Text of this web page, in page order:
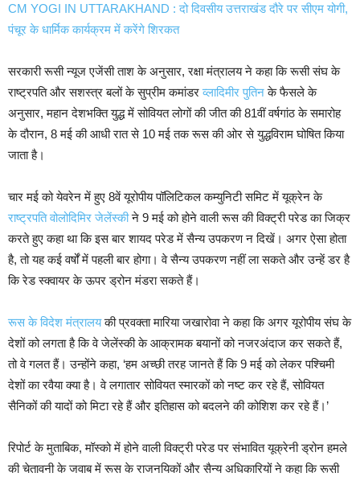
CM YOGI IN UTTARAKHAND : दो दिवसीय उत्तराखंड दौरे पर सीएम योगी,
पंचूर के धार्मिक कार्यक्रम में करेंगे शिरकत
सरकारी रूसी न्यूज एजेंसी ताश के अनुसार, रक्षा मंत्रालय ने कहा कि रूसी संघ के
राष्ट्रपति और सशस्त्र बलों के सुप्रीम कमांडरव्लादिमीर पुतिनके फैसले के
अनुसार, महान देशभक्ति युद्ध में सोवियत लोगों की जीत की 81वीं वर्षगांठ के समारोह
के दौरान, 8 मई की आधी रात से 10 मई तक रूस की ओर से युद्धविराम घोषित किया
जाता है।
चार मई को येवरेन में हुए 8वें यूरोपीय पॉलिटिकल कम्युनिटी समिट में यूक्रेन के
राष्ट्रपति वोलोदिमिर जेलेंस्कीने 9 मई को होने वाली रूस की विक्ट्री परेड का जिक्र
करते हुए कहा था कि इस बार शायद परेड में सैन्य उपकरण न दिखें। अगर ऐसा होता
है, तो यह कई वर्षों में पहली बार होगा। वे सैन्य उपकरण नहीं ला सकते और उन्हें डर है
कि रेड स्क्वायर के ऊपर ड्रोन मंडरा सकते हैं।
रूस के विदेश मंत्रालयकी प्रवक्ता मारिया जखारोवा ने कहा कि अगर यूरोपीय संघ के
देशों को लगता है कि वे जेलेंस्की के आक्रामक बयानों को नजरअंदाज कर सकते हैं,
तो वे गलत हैं। उन्होंने कहा, ‘हम अच्छी तरह जानते हैं कि 9 मई को लेकर पश्चिमी
देशों का रवैया क्या है। वे लगातार सोवियत स्मारकों को नष्ट कर रहे हैं, सोवियत
सैनिकों की यादों को मिटा रहे हैं और इतिहास को बदलने की कोशिश कर रहे हैं।’
रिपोर्ट के मुताबिक, मॉस्को में होने वाली विक्ट्री परेड पर संभावित यूक्रेनी ड्रोन हमले
की चेतावनी के जवाब में रूस के राजनयिकों और सैन्य अधिकारियों ने कहा कि रूसी